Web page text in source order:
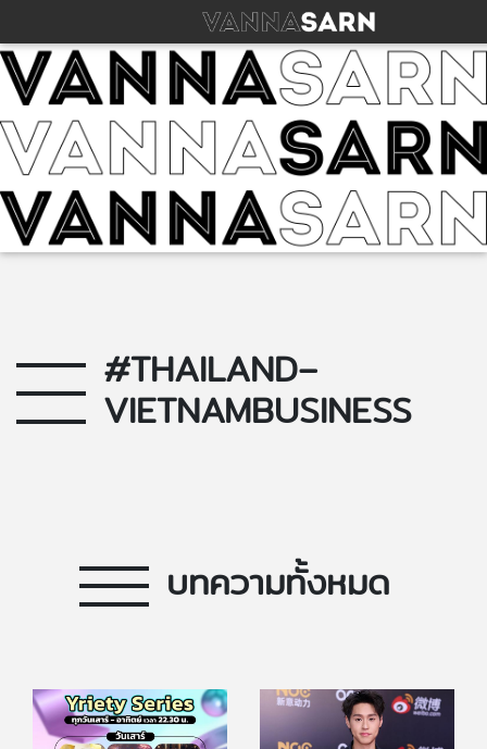
#THAILAND–
VIETNAMBUSINESS
บทความทั้งหมด